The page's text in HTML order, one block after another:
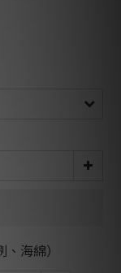
海綿）